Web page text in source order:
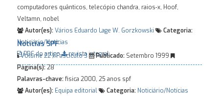
computadores quânticos, telecópio chandra, raios-x, Hoof,
Veltamn, nobel
Autor(es):Vários Eduardo Lage W. Gorzkowski
Categoria:
Noticiário/Notícias
PDF do artigo
revista integral
Notícias SPF
Volume 22 / Fascículo 3 Publicado: Setembro 1999
Página(s):28
Palavras-chave:fisica 2000, 25 anos spf
Autor(es): Equipa editorial Categoria: Noticiário/Notícias